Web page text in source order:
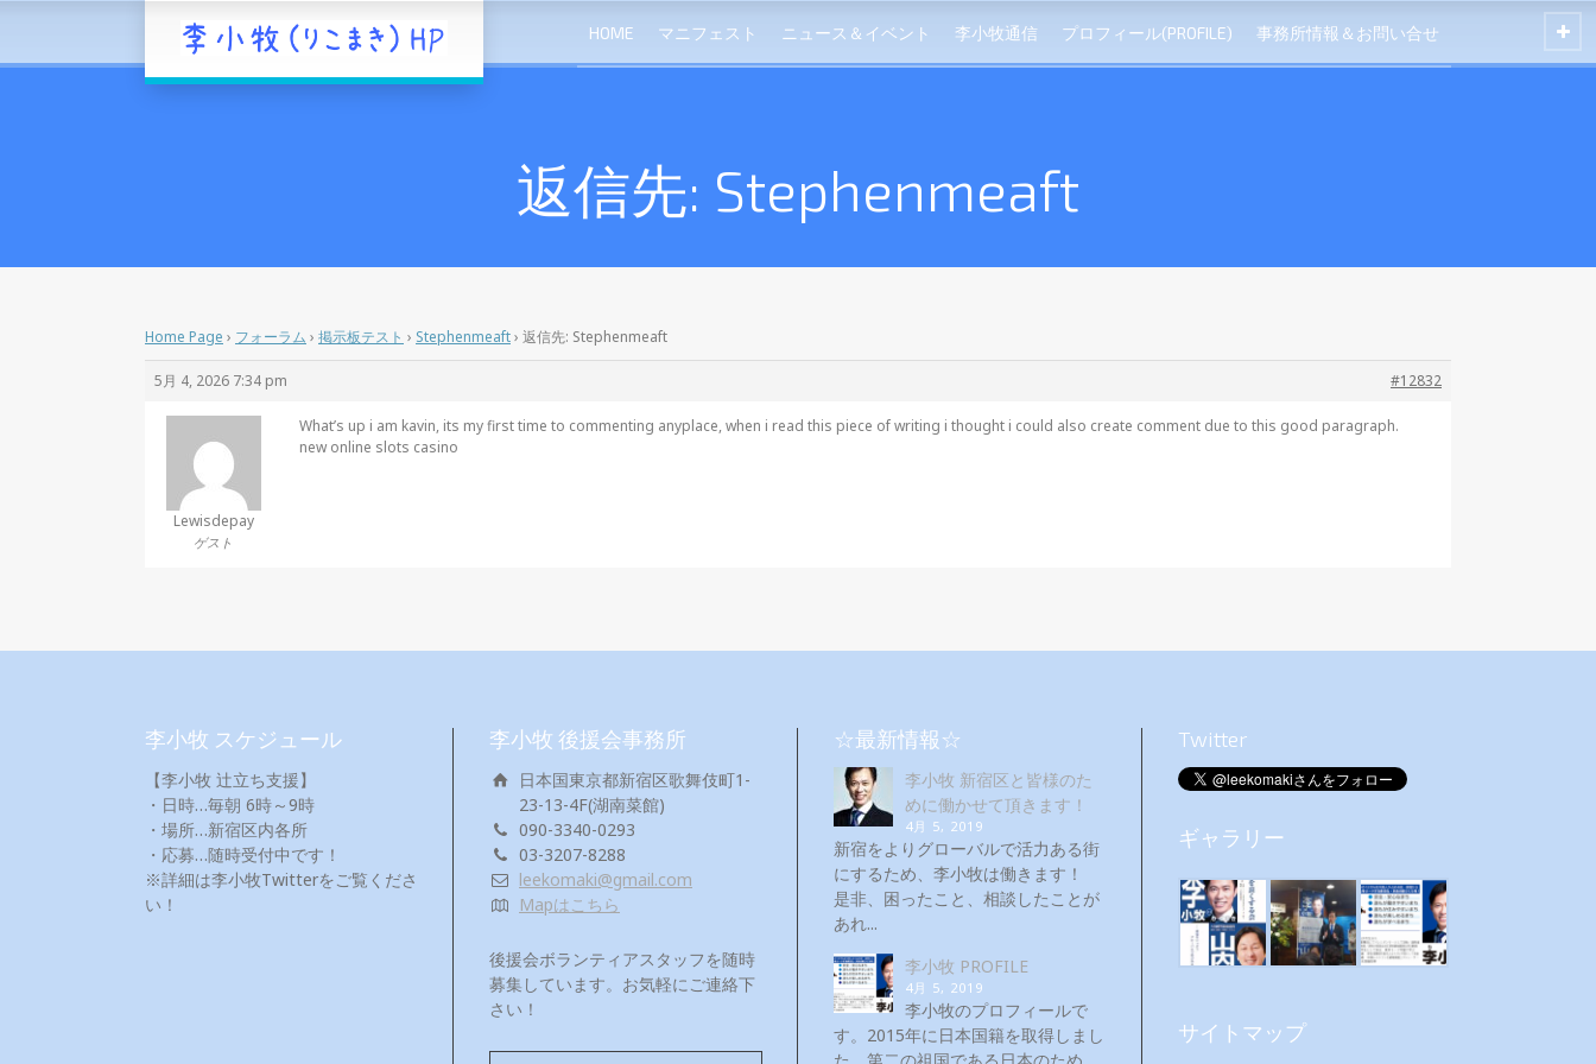
HOME マニフェスト ニュース＆イベント 李小牧通信 プロフィール(PROFILE) 事務所情報＆お問い合せ
返信先: Stephenmeaft
Home Page › フォーラム › 掲示板テスト › Stephenmeaft› 返信先: Stephenmeaft
5月 4, 2026 7:34 pm #12832
Lewisdepay
ゲスト
What’s up i am kavin, its my first time to commenting anyplace, when i read this piece of writing i thought i could also create comment due to this good paragraph.
new online slots casino
李小牧 スケジュール
【李小牧 辻立ち支援】
・日時…毎朝 6時～9時
・場所…新宿区内各所
・応募…随時受付中です！
※詳細は李小牧Twitterをご覧くださ
い！
李小牧 後援会事務所
日本国東京都新宿区歌舞伎町1-
23-13-4F(湖南菜館)
090-3340-0293
03-3207-8288
leekomaki@gmail.com
Mapはこちら
後援会ボランティアスタッフを随時
募集しています。お気軽にご連絡下
さい！
☆最新情報☆
李小牧 新宿区と皆様のた
めに働かせて頂きます！
4月 5, 2019
新宿をよりグローバルで活力ある街
にするため、李小牧は働きます！
是非、困ったこと、相談したことが
あれ...
李小牧 PROFILE
4月 5, 2019
李小牧のプロフィールで
す。2015年に日本国籍を取得しまし
Twitter
ギャラリー
サイトマップ